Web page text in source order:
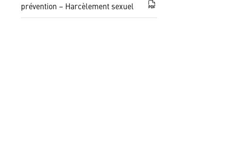
prévention – Harcèlement sexuel
PDF